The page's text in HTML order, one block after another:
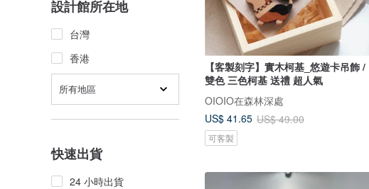
設計館所在地
台灣
香港
所有地區
快速出貨
24 小時出貨
【客製刻字】實木柯基_悠遊卡吊飾 /
雙色 三色柯基 送禮 超人氣
OIOIO在森林深處
US$ 41.65 US$ 49.00
可客製